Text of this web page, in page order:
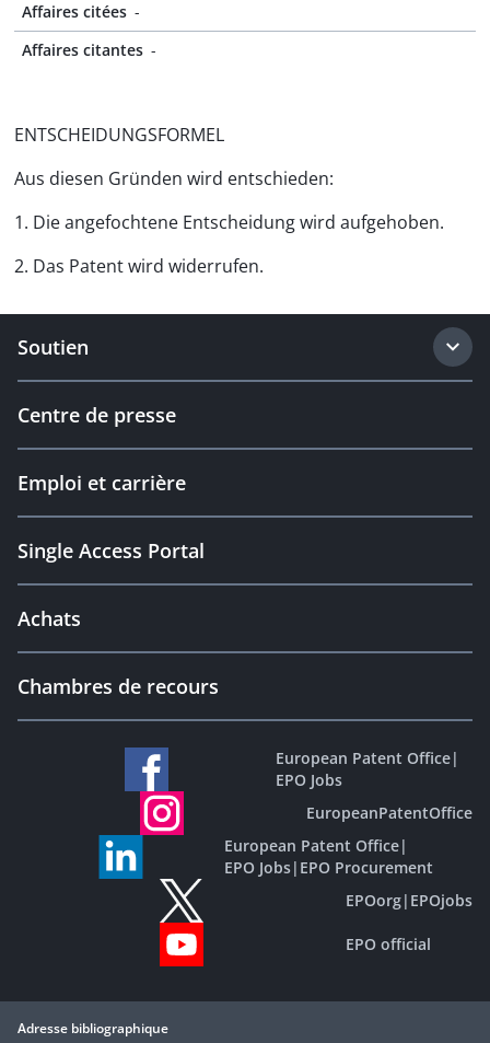
Affaires citées -
Affaires citantes -
ENTSCHEIDUNGSFORMEL
Aus diesen Gründen wird entschieden:
1. Die angefochtene Entscheidung wird aufgehoben.
2. Das Patent wird widerrufen.
Soutien
Centre de presse
Emploi et carrière
Single Access Portal
Achats
Chambres de recours
European Patent Office|
EPO Jobs
EuropeanPatentOffice
European Patent Office|
EPO Jobs| EPO Procurement
EPOorg| EPOjobs
EPO official
Adresse bibliographique